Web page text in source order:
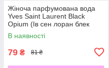
Жіноча парфумована вода
Yves Saint Laurent Black
Opium (Ів сен лоран блек
опіум) 50 мл
В наявності
79 ₴ 81 ₴